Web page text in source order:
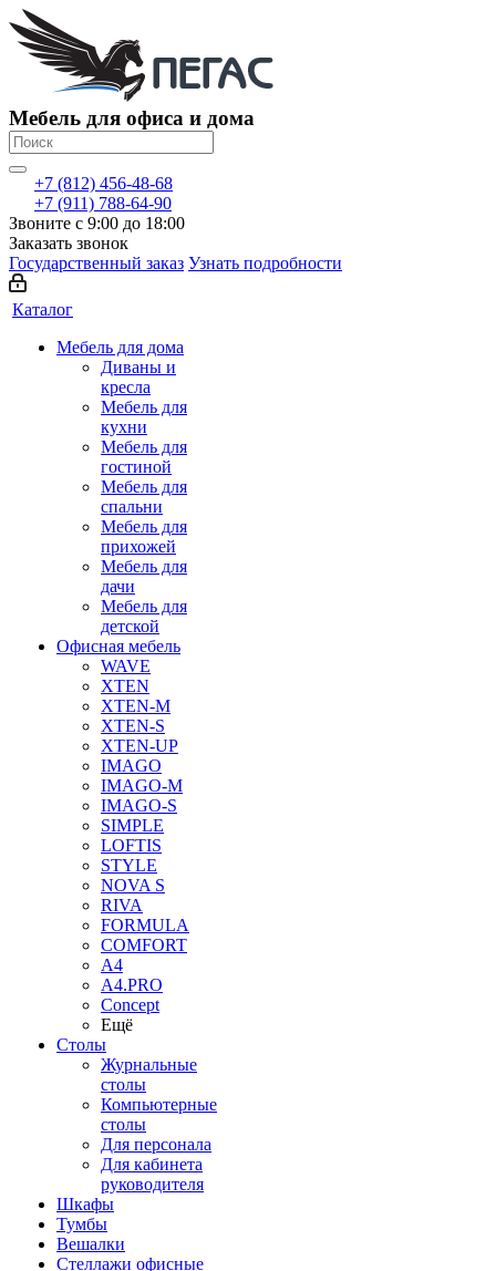
Мебель для офиса и дома
+7 (812) 456-48-68
+7 (911) 788-64-90
Звоните с 9:00 до 18:00
Заказать звонок
Государственный заказ Узнать подробности
Каталог
Мебель для дома
Диваны и
кресла
Мебель для
кухни
Мебель для
гостиной
Мебель для
спальни
Мебель для
прихожей
Мебель для
дачи
Мебель для
детской
Офисная мебель
WAVE
XTEN
XTEN-M
XTEN-S
XTEN-UP
IMAGO
IMAGO-M
IMAGO-S
SIMPLE
LOFTIS
STYLE
NOVA S
RIVA
FORMULA
COMFORT
A4
A4.PRO
Concept
Ещё
Столы
Журнальные
столы
Компьютерные
столы
Для персонала
Для кабинета
руководителя
Шкафы
Тумбы
Вешалки
Стеллажи офисные